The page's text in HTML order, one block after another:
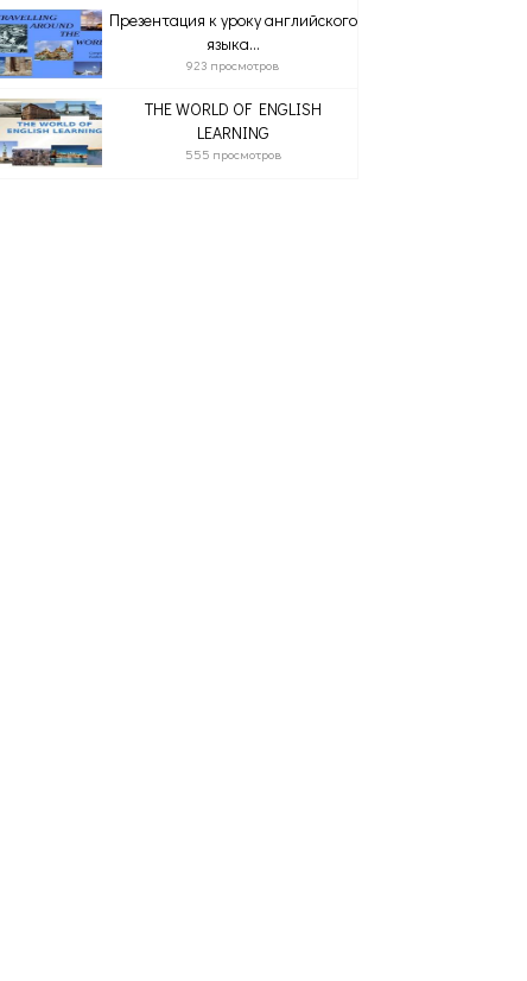
Презентация к уроку английского
языка...
923 просмотров
THE WORLD OF ENGLISH
LEARNING
555 просмотров